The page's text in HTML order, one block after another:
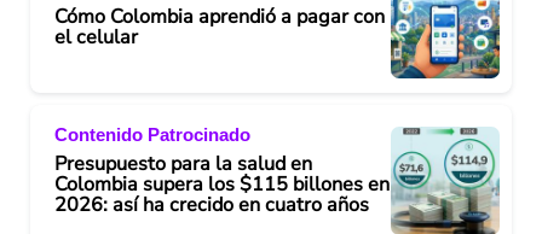
Cómo Colombia aprendió a pagar con
el celular
Contenido Patrocinado
Presupuesto para la salud en
Colombia supera los $115 billones en
2026: así ha crecido en cuatro años